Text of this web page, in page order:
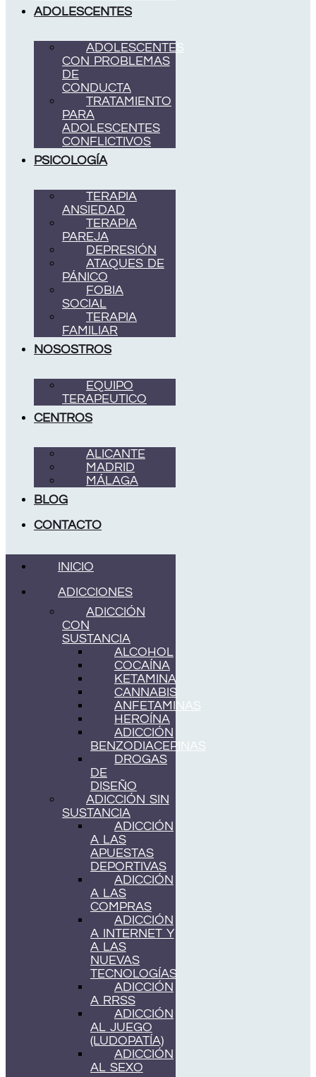
ADOLESCENTES
ADOLESCENTES
CON PROBLEMAS
DE
CONDUCTA
TRATAMIENTO
PARA
ADOLESCENTES
CONFLICTIVOS
PSICOLOGÍA
TERAPIA
ANSIEDAD
TERAPIA
PAREJA
DEPRESIÓN
ATAQUES DE
PÁNICO
FOBIA
SOCIAL
TERAPIA
FAMILIAR
NOSOSTROS
EQUIPO
TERAPEUTICO
CENTROS
ALICANTE
MADRID
MÁLAGA
BLOG
CONTACTO
INICIO
ADICCIONES
ADICCIÓN
CON
SUSTANCIA
ALCOHOL
COCAÍNA
KETAMINA
CANNABIS
ANFETAMINAS
HEROÍNA
ADICCIÓN
BENZODIACEPINAS
DROGAS
DE
DISEÑO
ADICCIÓN SIN
SUSTANCIA
ADICCIÓN
A LAS
APUESTAS
DEPORTIVAS
ADICCIÓN
A LAS
COMPRAS
ADICCIÓN
A INTERNET Y
A LAS
NUEVAS
TECNOLOGÍAS
ADICCIÓN
A RRSS
ADICCIÓN
AL JUEGO
(LUDOPATÍA)
ADICCIÓN
AL SEXO